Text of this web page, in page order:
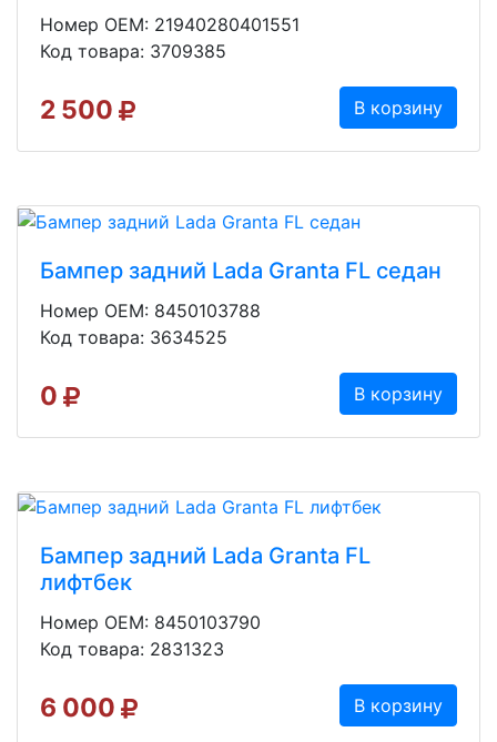
Номер OEM: 21940280401551
Код товара: 3709385
2 500 В корзину
Бампер задний Lada Granta FL седан
Номер OEM: 8450103788
Код товара: 3634525
0 В корзину
Бампер задний Lada Granta FL
лифтбек
Номер OEM: 8450103790
Код товара: 2831323
6 000 В корзину